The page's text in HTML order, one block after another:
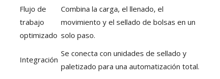
Flujo de
trabajo
optimizado
Combina la carga, el llenado, el
movimiento y el sellado de bolsas en un
solo paso.
Integración
Se conecta con unidades de sellado y
paletizado para una automatización total.